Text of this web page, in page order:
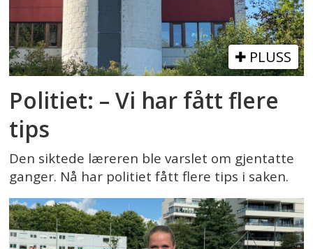
PLUSS
Politiet: – Vi har fått flere
tips
Den siktede læreren ble varslet om gjentatte
ganger. Nå har politiet fått flere tips i saken.